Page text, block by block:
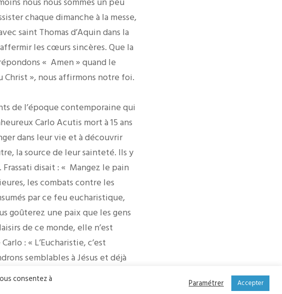
chaque dimanche à la messe,
saint Thomas d’Aquin dans la
les cœurs sincères. Que la
« Amen » quand le
», nous affirmons notre foi.
de l’époque contemporaine qui
Carlo Acutis mort à 15 ans
dans leur vie et à découvrir
la source de leur sainteté. Ils y
disait : « Mangez le pain
les combats contre les
par ce feu eucharistique,
goûterez une paix que les gens
de ce monde, elle n’est
: « L’Eucharistie, c’est
semblables à Jésus et déjà
de l’Eucharistie tous les
consentez à Paramétrer Accepter